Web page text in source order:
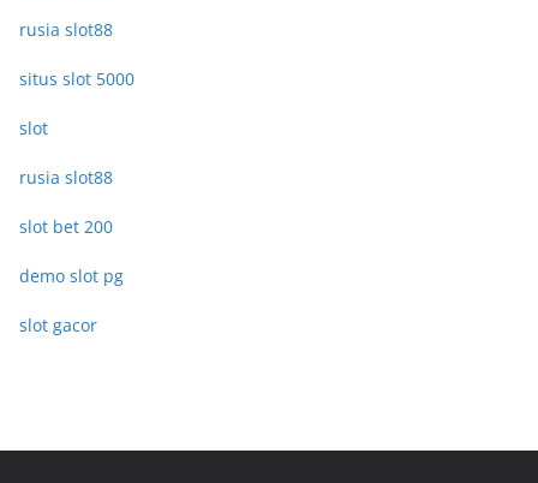
rusia slot88
situs slot 5000
slot
rusia slot88
slot bet 200
demo slot pg
slot gacor